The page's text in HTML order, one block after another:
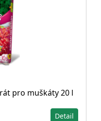
pro muškáty 20 l
Detail